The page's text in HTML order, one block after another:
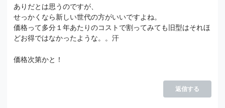
ありだとは思うのですが、
せっかくなら新しい世代の方がいいですよね。
価格って多分１年あたりのコストで割ってみても旧型はそれほ
どお得ではなかったような。。汗
価格次第かと！
返信する